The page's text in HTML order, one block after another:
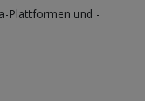
Plattformen und -